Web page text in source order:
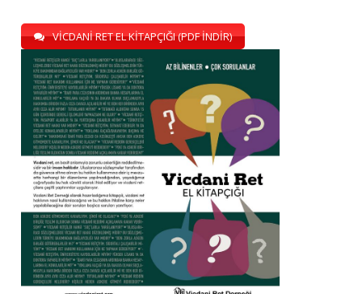
VİCDANİ RET EL KİTAPÇIĞI (PDF İNDİR)